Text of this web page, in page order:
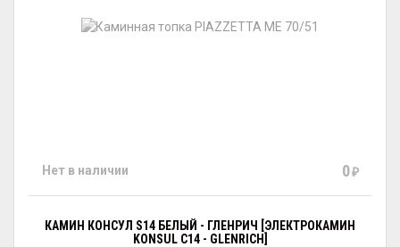
Нет в наличии 0 ₽
КАМИН КОНСУЛ S14 БЕЛЫЙ - ГЛЕНРИЧ [ЭЛЕКТРОКАМИН
KONSUL С14 - GLENRICH]